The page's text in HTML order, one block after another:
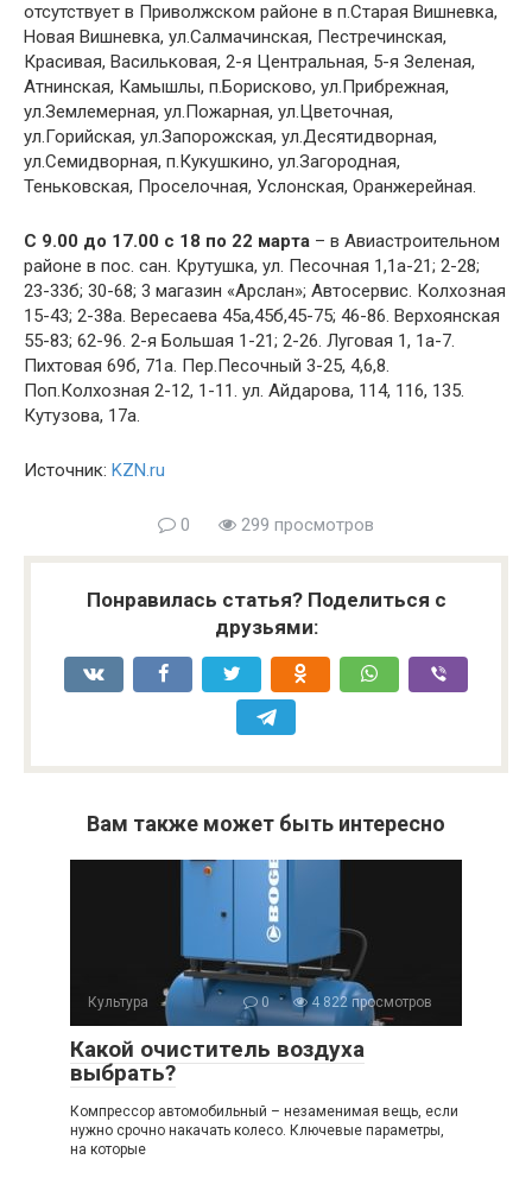
отсутствует в Приволжском районе в п.Старая Вишневка,
Новая Вишневка, ул.Салмачинская, Пестречинская,
Красивая, Васильковая, 2-я Центральная, 5-я Зеленая,
Атнинская, Камышлы, п.Борисково, ул.Прибрежная,
ул.Землемерная, ул.Пожарная, ул.Цветочная,
ул.Горийская, ул.Запорожская, ул.Десятидворная,
ул.Семидворная, п.Кукушкино, ул.Загородная,
Теньковская, Проселочная, Услонская, Оранжерейная.
С 9.00 до 17.00 с 18 по 22 марта – в Авиастроительном
районе в пос. сан. Крутушка, ул. Песочная 1,1а-21; 2-28;
23-33б; 30-68; 3 магазин «Арслан»; Автосервис. Колхозная
15-43; 2-38а. Вересаева 45а,45б,45-75; 46-86. Верхоянская
55-83; 62-96. 2-я Большая 1-21; 2-26. Луговая 1, 1а-7.
Пихтовая 69б, 71а. Пер.Песочный 3-25, 4,6,8.
Поп.Колхозная 2-12, 1-11. ул. Айдарова, 114, 116, 135.
Кутузова, 17а.
Источник: KZN.ru
0 299 просмотров
Понравилась статья? Поделиться с
друзьями:
Вам также может быть интересно
Культура 0 4 822 просмотров
Какой очиститель воздуха
выбрать?
Компрессор автомобильный – незаменимая вещь, если
нужно срочно накачать колесо. Ключевые параметры,
на которые